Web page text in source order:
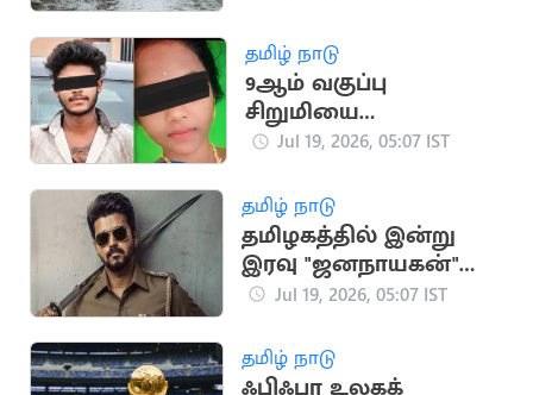
தமிழ் நாடு
9ஆம் வகுப்பு
சிறுமியை
சுட்டுக்கொன்ற 16
Jul 19, 2026, 05:07 IST
தமிழ் நாடு
தமிழகத்தில் இன்று
இரவு "ஜனநாயகன்"
பட டிக்கெட் முன்பதிவு
Jul 19, 2026, 05:07 IST
தமிழ் நாடு